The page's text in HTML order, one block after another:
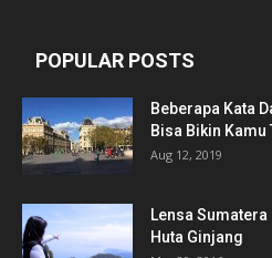
POPULAR POSTS
Beberapa Kata
Bisa Bikin Kamu
Aug 12, 2019
Lensa
Huta Ginjang